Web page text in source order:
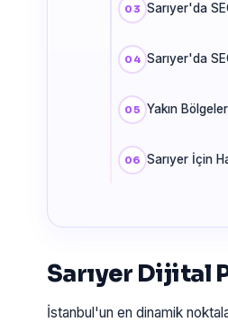
Sarıyer'da
Sarıyer'da
Yakın
Sarıyer İçin
Sarıyer Dijital
İstanbul'un en dinamik